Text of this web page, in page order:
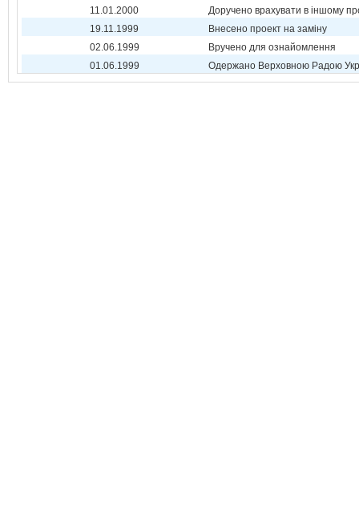
11.01.2000
Доручено врахувати в іншому
19.11.1999
Внесено проект на заміну
02.06.1999
Вручено для ознайомлення
01.06.1999
Одержано Верховною Радою